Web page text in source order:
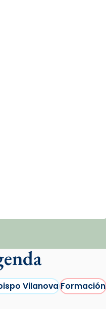
VilanovaFormación